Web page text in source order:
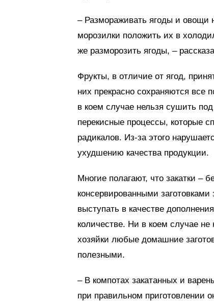
– Размораживать ягоды и овощи
морозилки положить их в
же разморозить ягоды, –
Фрукты, в отличие от ягод,
них прекрасно сохраняются все
в коем случае нельзя сушить
перекисные процессы, которые
радикалов. Из-за этого
ухудшению качества продукции.
Многие полагают, что закатки –
консервированными
выступать в качестве
количестве. Ни в коем случае
хозяйки любые домашние
полезными.
– В компотах закатанных и
при правильном приготовлении